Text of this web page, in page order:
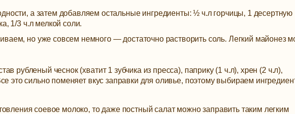
а затем добавляем остальные ингредиенты: ½ ч.л горчицы, 1 десертную
1/3 ч.л мелкой соли.
но уже совсем немного — достаточно растворить соль. Легкий майонез
рубленый чеснок (хватит 1 зубчика из пресса), паприку (1 ч.л), хрен (2 ч.л),
это сильно поменяет вкус заправки для оливье, поэтому выбираем
соевое молоко, то даже постный салат можно заправить таким легким